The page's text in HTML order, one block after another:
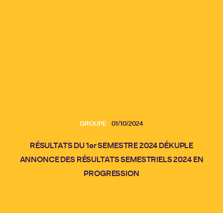
GROUPE 01/10/2024
RÉSULTATS DU 1er SEMESTRE 2024 DÉKUPLE
ANNONCE DES RÉSULTATS SEMESTRIELS 2024 EN
PROGRESSION